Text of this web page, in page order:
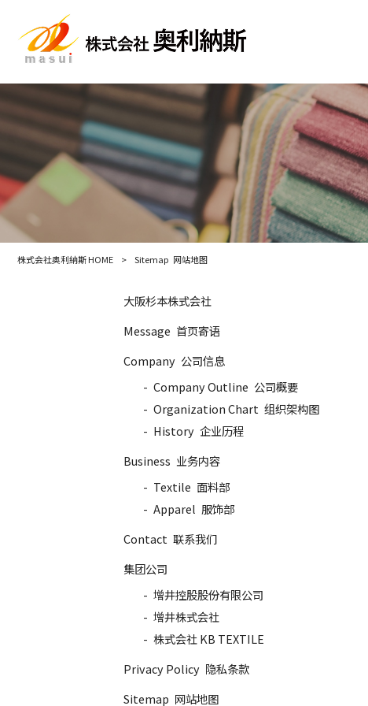
株式会社奥利納斯 HOME > Sitemap 网站地图
大阪杉本株式会社
Message 首页寄语
Company 公司信息
Company Outline 公司概要
Organization Chart 组织架构图
History 企业历程
Business 业务内容
Textile 面料部
Apparel 服饰部
Contact 联系我们
集团公司
增井控股股份有限公司
增井株式会社
株式会社 KB TEXTILE
Privacy Policy 隐私条款
Sitemap 网站地图